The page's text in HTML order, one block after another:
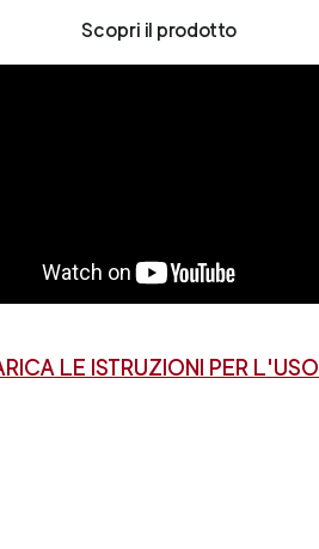
Scopri il prodotto
LE ISTRUZIONI PER L'USO